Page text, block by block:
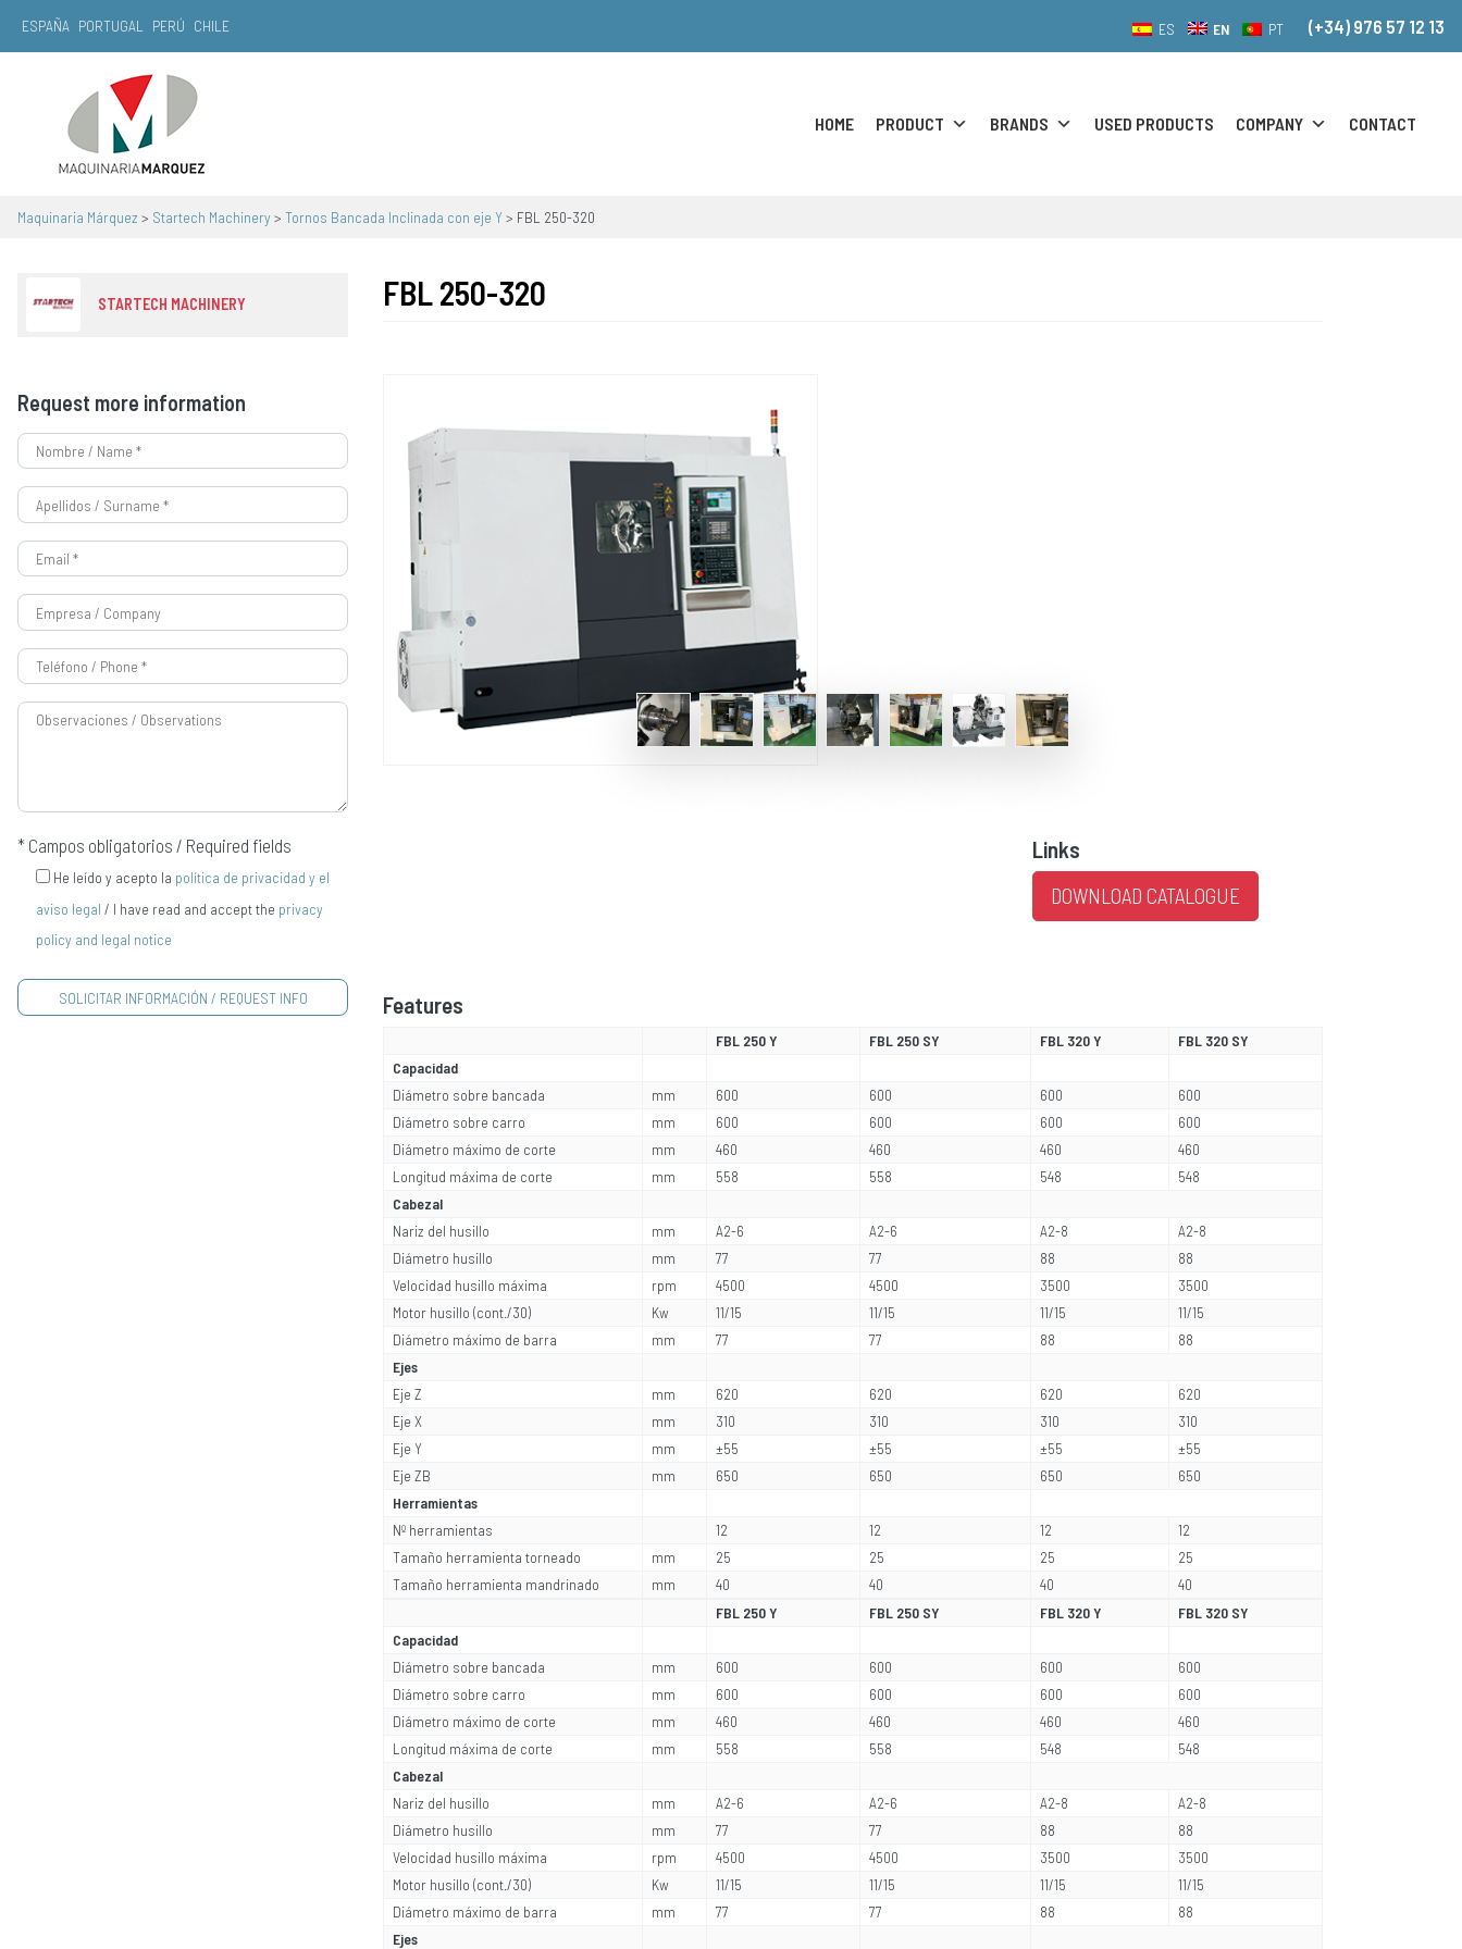
ESPAÑA PORTUGAL PERÚ CHILE ES EN PT (+34) 976 57 12 13
Main Navigation
HOME PRODUCT BRANDS USED PRODUCTS COMPANY CONTACT
Maquinaria Márquez > Startech Machinery > Tornos Bancada Inclinada con eje Y > FBL 250-320
STARTECH MACHINERY
Request more information
* Campos obligatorios / Required fields
He leído y acepto la política de privacidad y el
aviso legal / I have read and accept the privacy
policy and legal notice
FBL 250-320
Links
DOWNLOAD CATALOGUE
Features
FBL 250 Y FBL 250 SY FBL 320 Y
FBL 320 SY
Capacidad
Diámetro sobre bancada
mm 600 600 600
600
Diámetro sobre carro
mm 600 600 600
600
Diámetro máximo de corte
mm 460 460 460
460
Longitud máxima de corte
mm 558 558 548
548
Cabezal
Nariz del husillo
mm A2-6 A2-6 A2-8
A2-8
Diámetro husillo
mm 77 77 88
88
Velocidad husillo máxima
rpm 4500 4500 3500
3500
Motor husillo (cont./30)
Kw 11/15 11/15 11/15
11/15
Diámetro máximo de barra
mm 77 77 88
88
Ejes
Eje Z
mm 620 620 620
620
Eje X
mm 310 310 310
310
Eje Y
mm ±55 ±55 ±55
±55
Eje ZB
mm 650 650 650
650
Herramientas
Nº herramientas
12 12 12
12
Tamaño herramienta torneado
mm 25 25 25
25
Tamaño herramienta mandrinado
mm 40 40 40
40
FBL 250 Y
FBL 250 SY FBL 320 Y
FBL 320 SY
Capacidad
Diámetro sobre bancada
mm 600 600 600
600
Diámetro sobre carro
mm 600 600 600
600
Diámetro máximo de corte
mm 460 460 460
460
Longitud máxima de corte
mm 558 558 548
548
Cabezal
Nariz del husillo
mm A2-6 A2-6 A2-8
A2-8
Diámetro husillo
mm 77 77 88
88
Velocidad husillo máxima
rpm 4500 4500 3500
3500
Motor husillo (cont./30)
Kw 11/15 11/15 11/15
11/15
Diámetro máximo de barra
mm 77 77 88
88
Ejes